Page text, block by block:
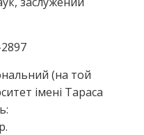
(на той
імені Тараса